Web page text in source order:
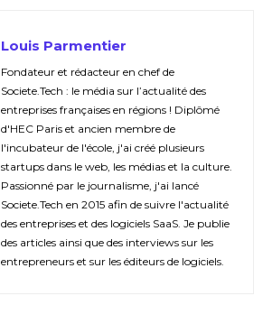
Louis Parmentier
Fondateur et rédacteur en chef de
Societe.Tech : le média sur l’actualité des
entreprises françaises en régions ! Diplômé
d'HEC Paris et ancien membre de
l'incubateur de l'école, j'ai créé plusieurs
startups dans le web, les médias et la culture.
Passionné par le journalisme, j'ai lancé
Societe.Tech en 2015 afin de suivre l'actualité
des entreprises et des logiciels SaaS. Je publie
des articles ainsi que des interviews sur les
entrepreneurs et sur les éditeurs de logiciels.